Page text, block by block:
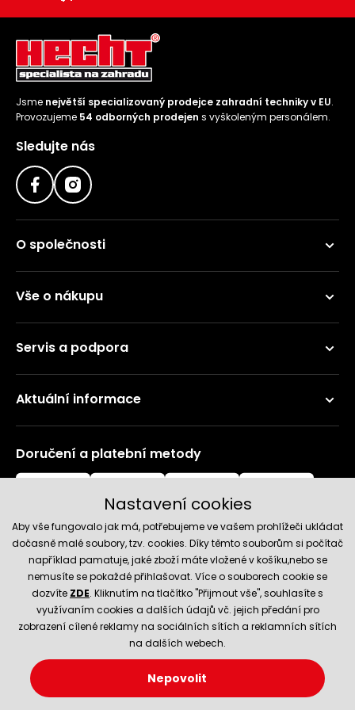
Jsme největší specializovaný prodejce zahradní techniky v EU.
Provozujeme 54 odborných prodejen s vyškoleným personálem.
Sledujte nás
O společnosti
Vše o nákupu
Servis a podpora
Aktuální informace
Doručení a platební metody
Spolehlivý obchod
© 2026 Hecht.cz
Nastavení cookies
Nastavení cookies
Aby vše fungovalo jak má, potřebujeme ve vašem prohlížeči ukládat
dočasně malé soubory, tzv. cookies. Díky těmto souborům si počítač
například pamatuje, jaké zboží máte vložené v košíku,nebo se
nemusíte se pokaždé přihlašovat. Více o souborech cookie se
dozvíte ZDE. Kliknutím na tlačítko "Přijmout vše", souhlasíte s
využívaním cookies a dalších údajů vč. jejich předání pro
zobrazení cílené reklamy na sociálních sítích a reklamních sítích
na dalších webech.
Nepovolit